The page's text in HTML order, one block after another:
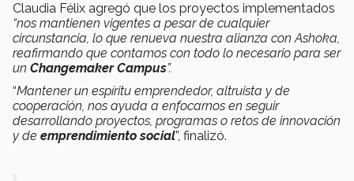
Claudia Félix agregó que los proyectos implementados
“nos mantienen vigentes a pesar de cualquier
circunstancia, lo que renueva nuestra alianza con Ashoka,
reafirmando que contamos con todo lo necesario para ser
un Changemaker Campus”.
“Mantener un espíritu emprendedor, altruista y de
cooperación, nos ayuda a enfocarnos en seguir
desarrollando proyectos, programas o retos de innovación
y de emprendimiento social”, finalizó.